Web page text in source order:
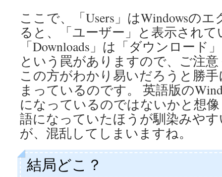
ここで、「Users」はWindowsの
ると、「ユーザー」と表示され
「Downloads」は「ダウンロード
という罠がありますので、ご注
この方がわかり易いだろうと勝
まっているのです。 英語版の
になっているのではないかと想
語になっていたほうが馴染みや
が、混乱してしまいますね。
結局どこ？